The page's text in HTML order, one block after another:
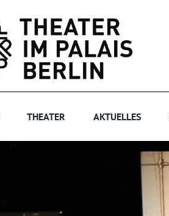
THEATER AKTUELLES